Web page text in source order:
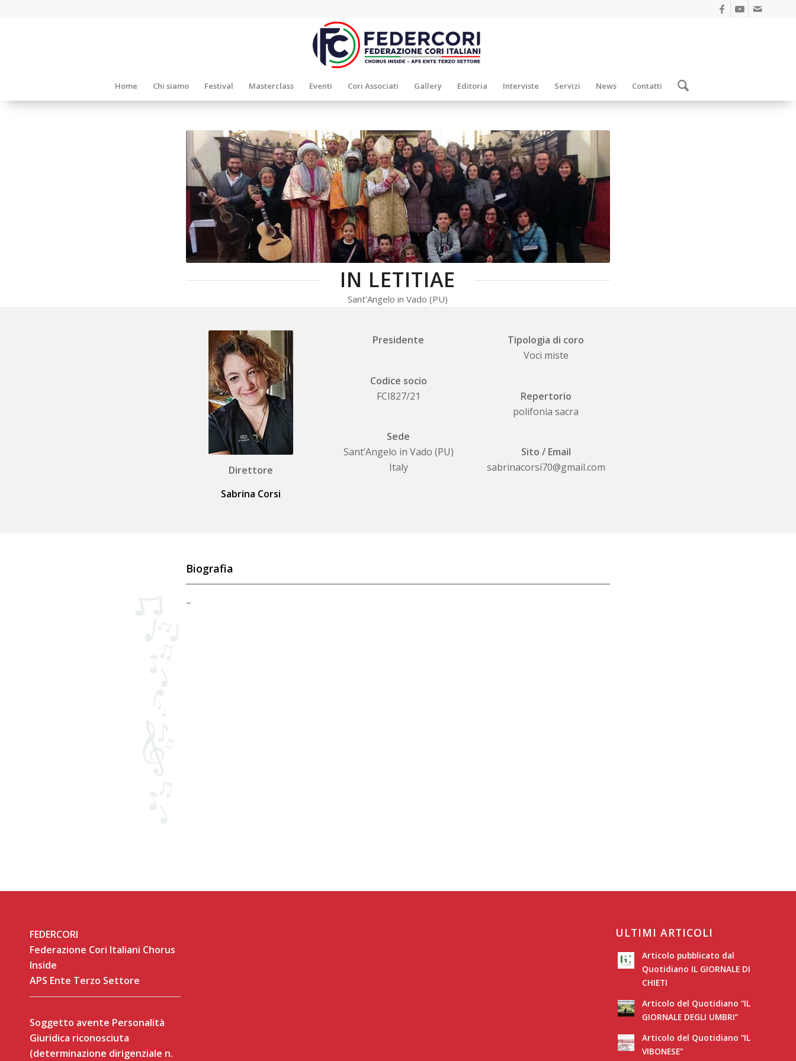
Home Chi siamo Festival Masterclass Eventi Cori Associati Gallery Editoria Interviste Servizi News Contatti
IN LETITIAE
Sant’Angelo in Vado (PU)
Direttore
Sabrina Corsi
Presidente
Codice socio
FCI827/21
Sede
Sant’Angelo in Vado (PU)
Italy
Tipologia di coro
Voci miste
Repertorio
polifonia sacra
Sito / Email
sabrinacorsi70@gmail.com
Biografia
–
FEDERCORI
Federazione Cori Italiani Chorus
Inside
APS Ente Terzo Settore
Soggetto avente Personalità
Giuridica riconosciuta
(determinazione dirigenziale n.
ULTIMI ARTICOLI
Articolo pubblicato dal
Quotidiano IL GIORNALE DI
CHIETI
Articolo del Quotidiano “IL
GIORNALE DEGLI UMBRI”
Articolo del Quotidiano “IL
VIBONESE”